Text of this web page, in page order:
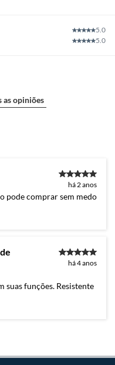
5.0
5.0
opiniões
há 2 anos
pode comprar sem medo
há 4 anos
suas funções. Resistente